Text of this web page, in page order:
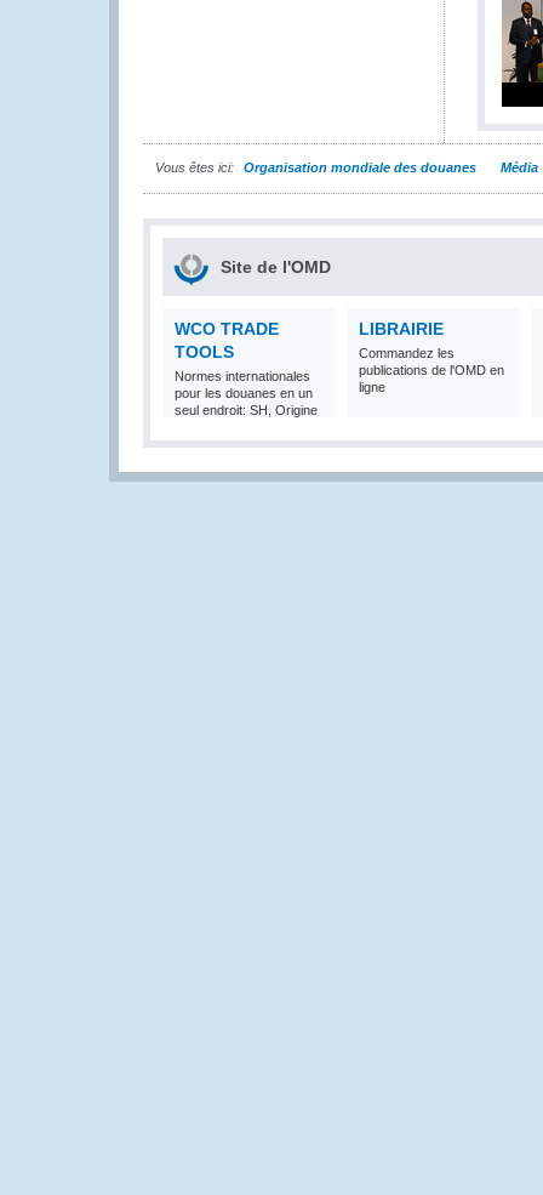
Vous êtes ici: Organisation mondiale des douanes Média
Site de l'OMD
WCO TRADE
TOOLS
Normes internationales
pour les douanes en un
seul endroit: SH, Origine
LIBRAIRIE
Commandez les
publications de l'OMD en
ligne